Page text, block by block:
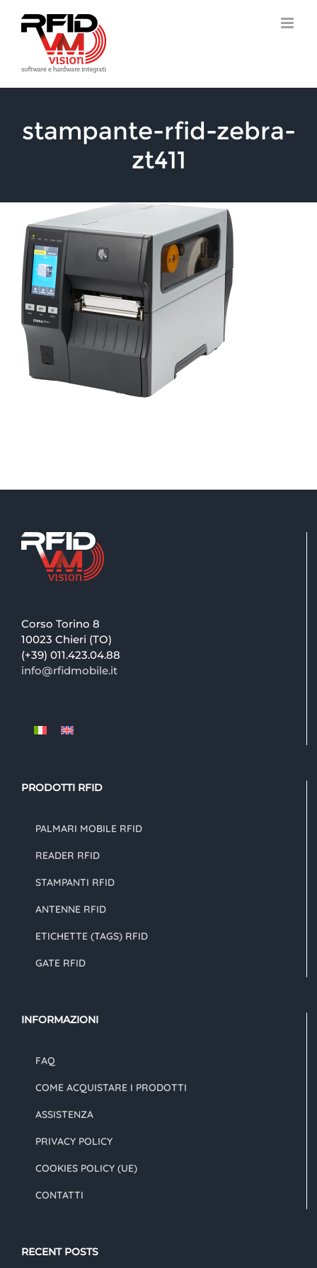
contenuto
stampante-rfid-zebra-
zt411
Corso Torino 8
10023 Chieri (TO)
(+39) 011.423.04.88
info@rfidmobile.it
PRODOTTI RFID
PALMARI MOBILE RFID
READER RFID
STAMPANTI RFID
ANTENNE RFID
ETICHETTE (TAGS) RFID
GATE RFID
INFORMAZIONI
FAQ
COME ACQUISTARE I PRODOTTI
ASSISTENZA
PRIVACY POLICY
COOKIES POLICY (UE)
CONTATTI
RECENT POSTS